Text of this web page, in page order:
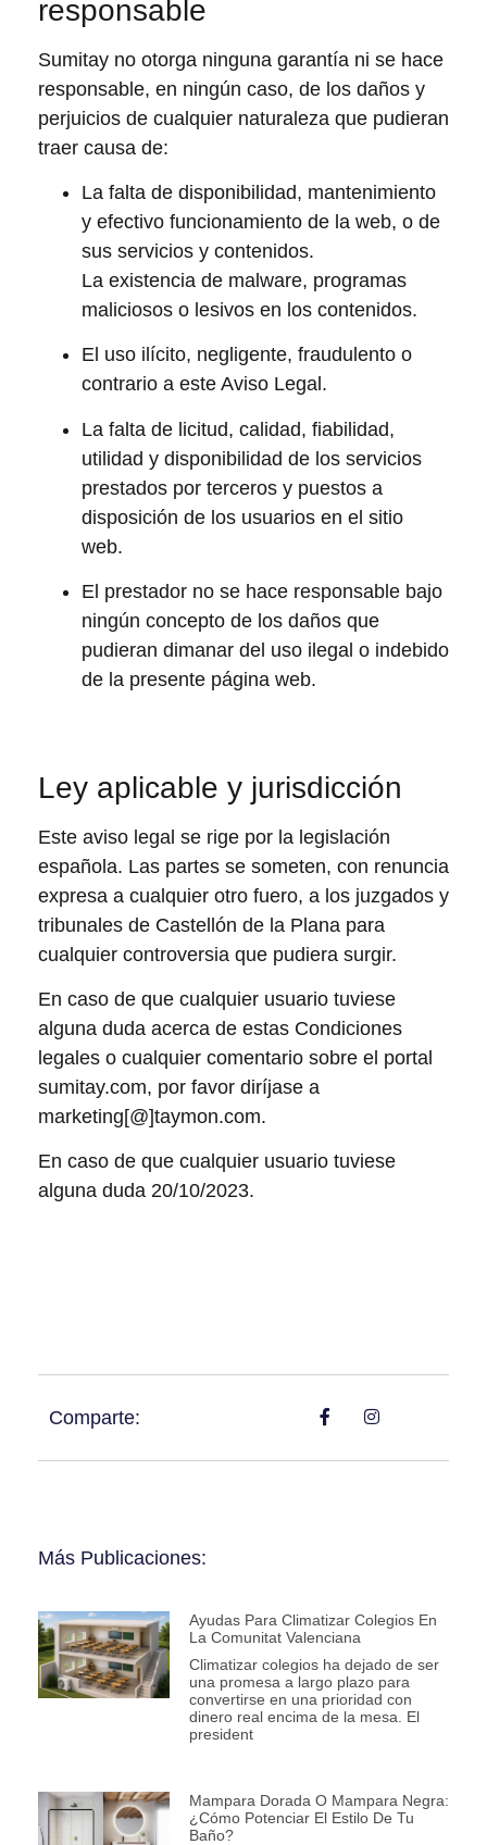
responsable
Sumitay no otorga ninguna garantía ni se hace
responsable, en ningún caso, de los daños y
perjuicios de cualquier naturaleza que pudieran
traer causa de:
La falta de disponibilidad, mantenimiento
y efectivo funcionamiento de la web, o de
sus servicios y contenidos.
La existencia de malware, programas
maliciosos o lesivos en los contenidos.
El uso ilícito, negligente, fraudulento o
contrario a este Aviso Legal.
La falta de licitud, calidad, fiabilidad,
utilidad y disponibilidad de los servicios
prestados por terceros y puestos a
disposición de los usuarios en el sitio
web.
El prestador no se hace responsable bajo
ningún concepto de los daños que
pudieran dimanar del uso ilegal o indebido
de la presente página web.
Ley aplicable y jurisdicción
Este aviso legal se rige por la legislación
española. Las partes se someten, con renuncia
expresa a cualquier otro fuero, a los juzgados y
tribunales de Castellón de la Plana para
cualquier controversia que pudiera surgir.
En caso de que cualquier usuario tuviese
alguna duda acerca de estas Condiciones
legales o cualquier comentario sobre el portal
sumitay.com, por favor diríjase a
marketing[@]taymon.com.
En caso de que cualquier usuario tuviese
alguna duda 20/10/2023.
Comparte:
Más Publicaciones:
Ayudas Para Climatizar Colegios En
La Comunitat Valenciana
Climatizar colegios ha dejado de ser
una promesa a largo plazo para
convertirse en una prioridad con
dinero real encima de la mesa. El
president
Mampara Dorada O Mampara Negra:
¿Cómo Potenciar El Estilo De Tu
Baño?